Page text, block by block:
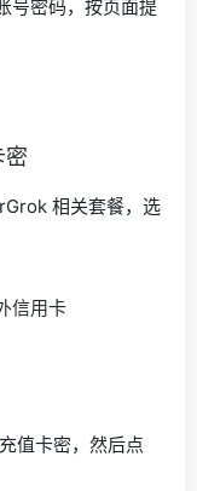
号密码，按页面提
密
相关套餐，选
值卡密，然后点